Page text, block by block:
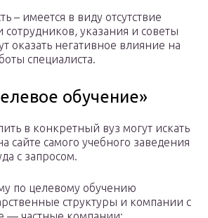
– имеется в виду отсутствие
сотрудников, указания и советы
оказать негативное влияние на
специалиста.
обучение»
в конкретный вуз могут искать
сайте самого учебного заведения
с запросом.
по целевому обучению
структуры и компании с